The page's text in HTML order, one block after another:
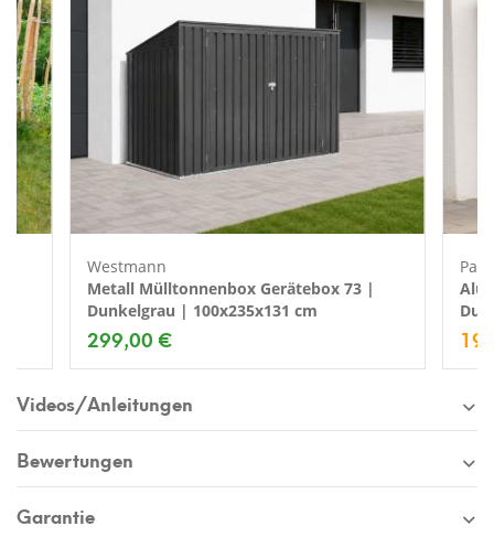
Westmann
Metall Mülltonnenbox Gerätebox 73 |
Dunkelgrau | 100x235x131 cm
299,00 €
Videos/Anleitungen
Bewertungen
Garantie